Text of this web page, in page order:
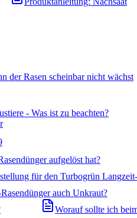
der Rasen scheinbar nicht wächst
- Was ist zu beachten?
aufgelöst hat?
für den Turbogrün
auch Unkraut?
Worauf sollte ich